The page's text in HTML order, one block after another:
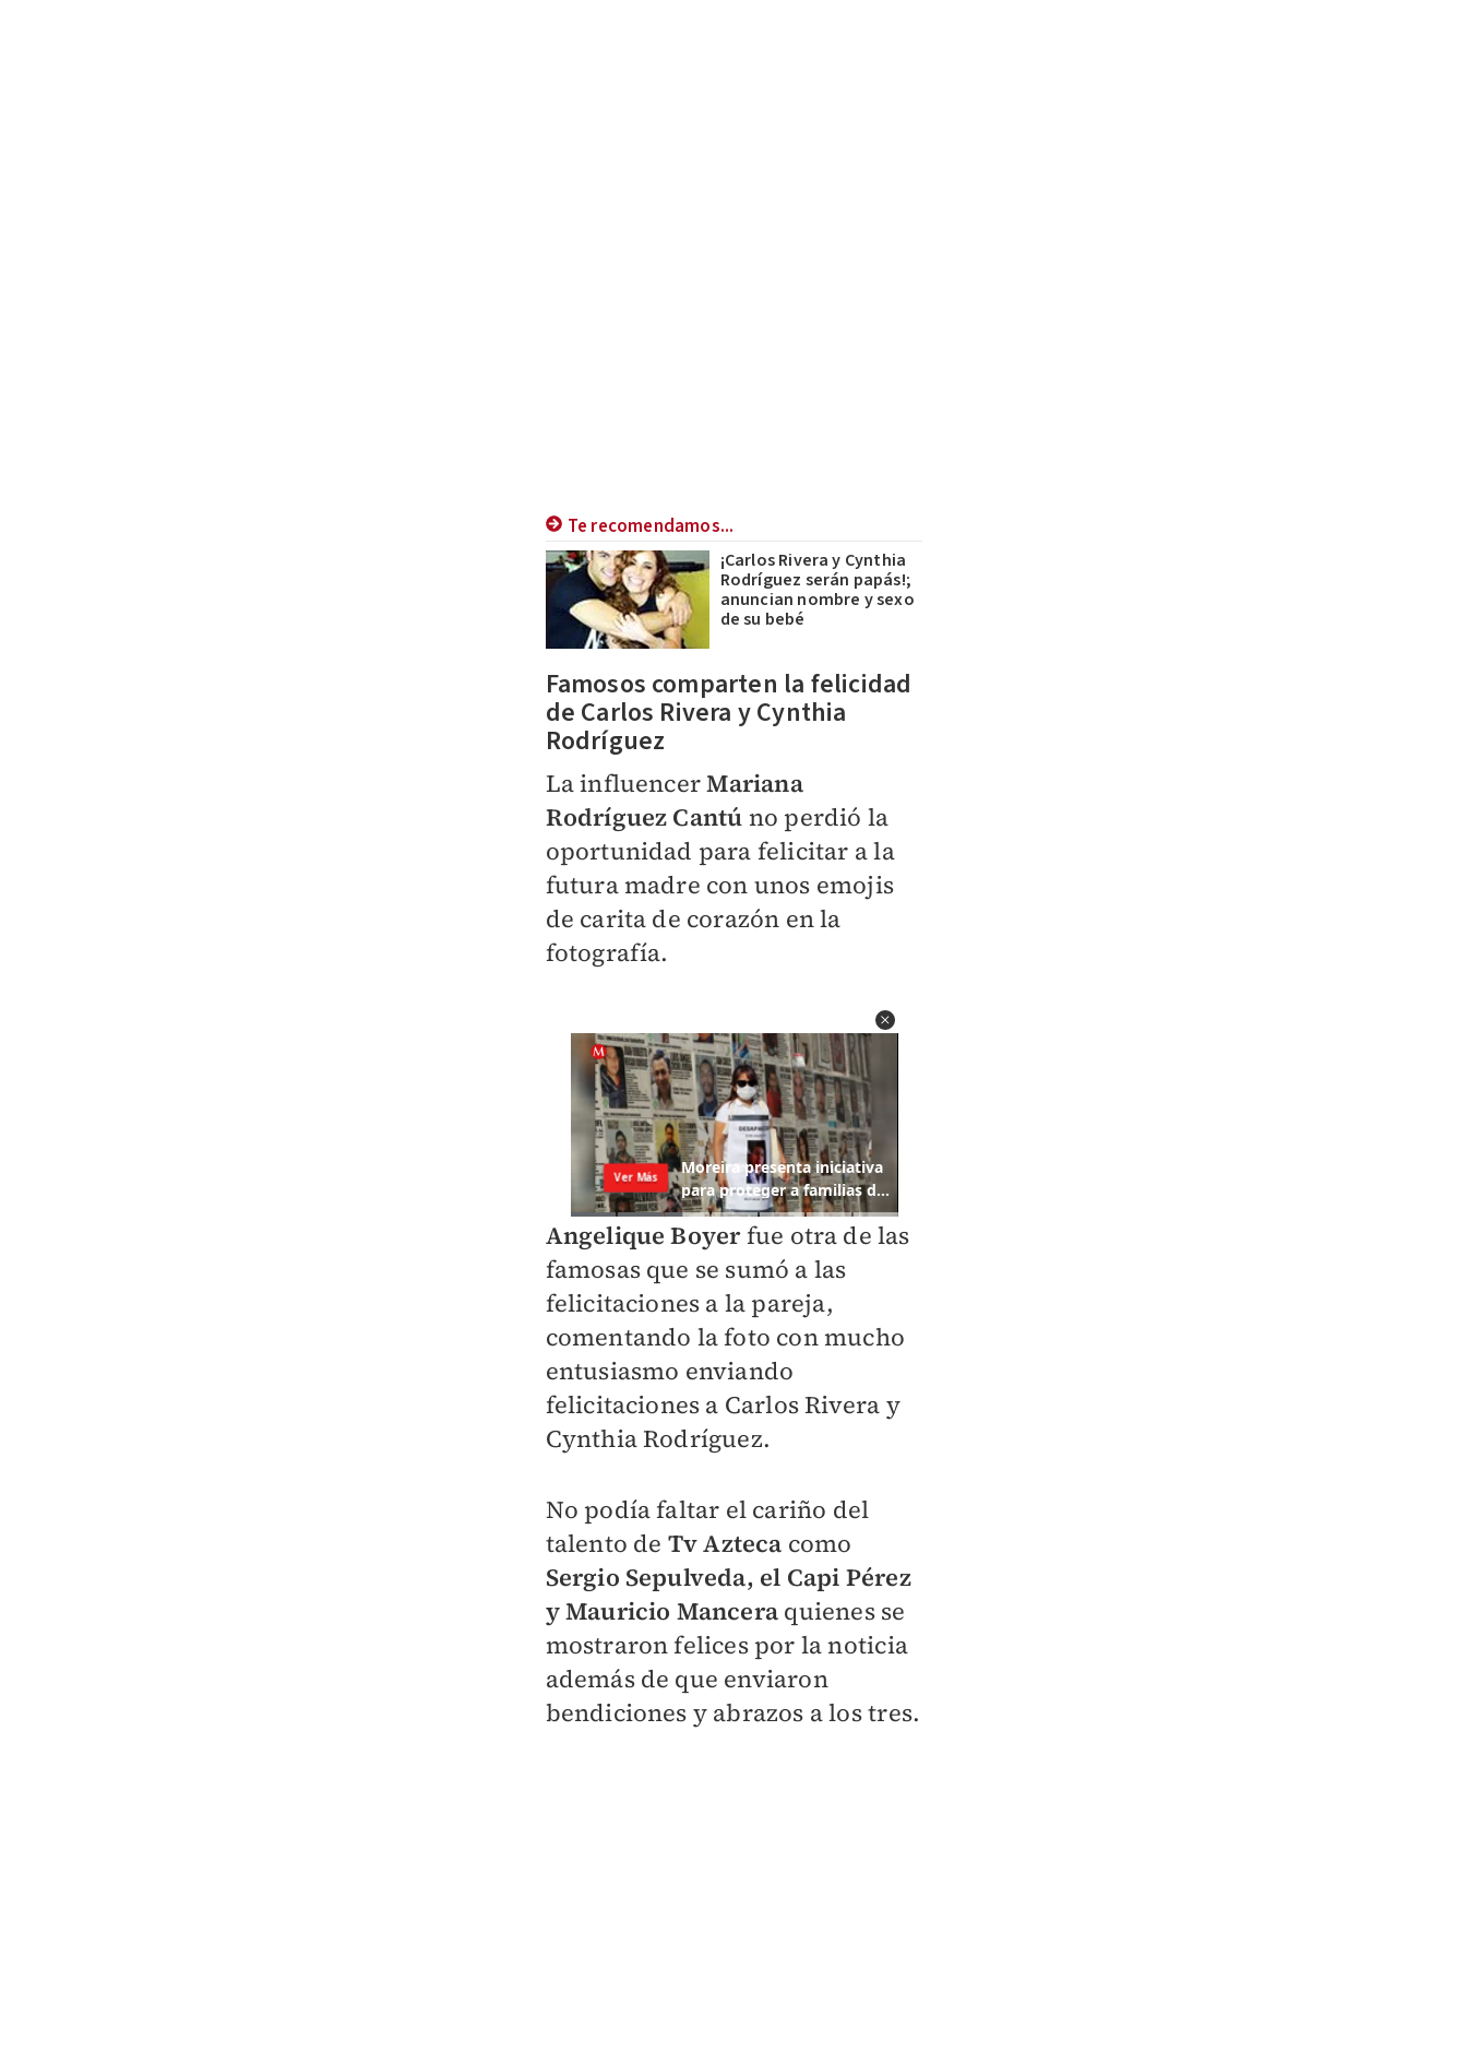
Te recomendamos...
¡Carlos Rivera y Cynthia
Rodríguez serán papás!;
anuncian nombre y sexo
de su bebé
Famosos comparten la felicidad
de Carlos Rivera y Cynthia
Rodríguez
La influencerMariana
Rodríguez Cantú no perdió la
oportunidad para felicitar a la
futura madre con unos emojis
de carita de corazón en la
fotografía.
Angelique Boyerfue otra de las
famosas que se sumó a las
felicitaciones a la pareja,
comentando la foto con mucho
entusiasmo enviando
felicitaciones a Carlos Rivera y
Cynthia Rodríguez.
No podía faltar el cariño del
talento de Tv Azteca como
Sergio Sepulveda, el Capi Pérez
y Mauricio Mancera quienes se
mostraron felices por la noticia
además de que enviaron
bendiciones y abrazos a los tres.